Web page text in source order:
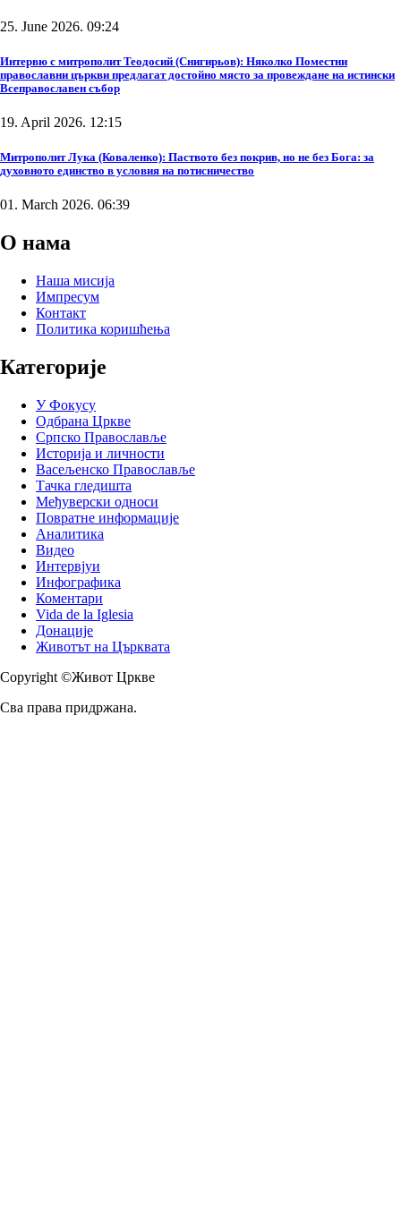
25. June 2026. 09:24
Интервю с митрополит Теодосий (Снигирьов): Няколко Поместни
православни църкви предлагат достойно място за провеждане на истински
Всеправославен събор
19. April 2026. 12:15
Митрополит Лука (Коваленко): Паството без покрив, но не без Бога: за
духовното единство в условия на потисничество
01. March 2026. 06:39
О нама
Наша мисија
Импресум
Контакт
Политика коришћења
Категорије
У Фокусу
Одбрана Цркве
Српско Православље
Историја и личности
Васељенско Православље
Тачка гледишта
Међуверски односи
Повратне информације
Аналитика
Видео
Интервјуи
Инфографика
Коментари
Vida de la Iglesia
Донације
Животът на Църквата
Copyright ©Живот Цркве
Сва права придржана.